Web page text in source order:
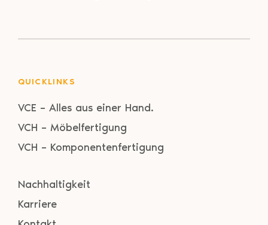
QUICKLINKS
VCE – Alles aus einer Hand.
VCH – Möbelfertigung
VCH – Komponentenfertigung
Nachhaltigkeit
Karriere